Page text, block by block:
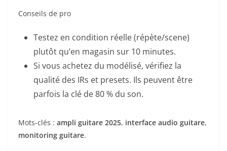
Conseils de pro
Testez en condition réelle (répète/scene)
plutôt qu’en magasin sur 10 minutes.
Si vous achetez du modélisé, vérifiez la
qualité des IRs et presets. Ils peuvent être
parfois la clé de 80 % du son.
Mots-clés : ampli guitare 2025, interface audio guitare,
monitoring guitare.